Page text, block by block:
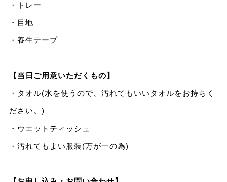
・トレー
・目地
・養生テープ
【当日ご用意いただくもの】
・タオル(水を使うので、汚れてもいいタオルをお持ちく
ださい。)
・ウエットティッシュ
・汚れてもよい服装(万が一の為)